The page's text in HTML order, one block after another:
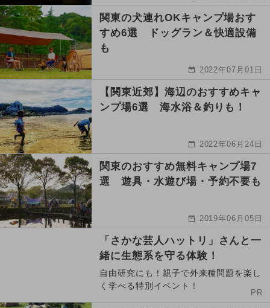
関東の犬連れOKキャンプ場おす
すめ6選 ドッグラン＆快適設備
も
2022年07月01日
【関東近郊】海辺のおすすめキャ
ンプ場6選 海水浴＆釣りも！
2022年06月24日
関東のおすすめ無料キャンプ場7
選 遊具・水遊び場・予約不要も
2019年06月05日
「さかな芸人ハットリ」さんと一
緒に生態系を守る体験！
自由研究にも！親子で外来種問題を楽し
く学べる特別イベント！
PR